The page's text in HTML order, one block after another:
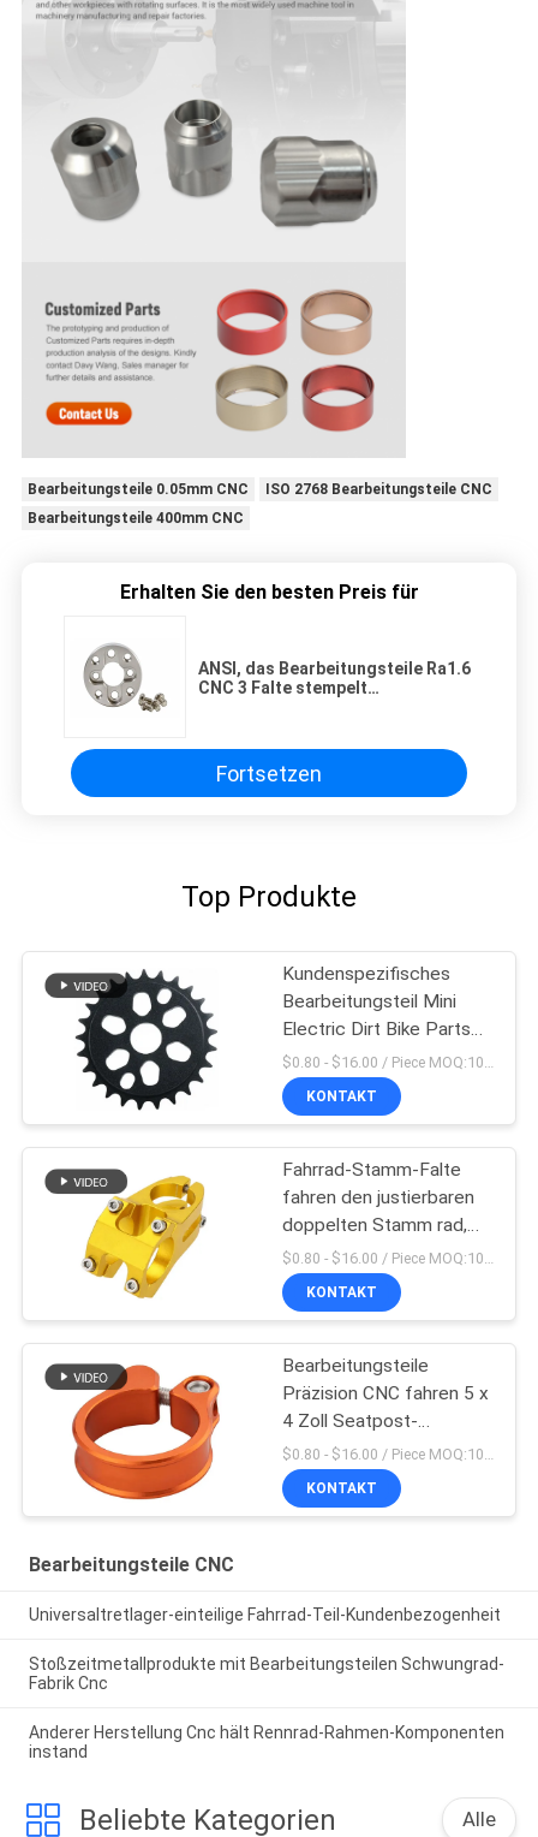
Bearbeitungsteile 0.05mm CNC
ISO 2768 Bearbeitungsteile CNC
Bearbeitungsteile 400mm CNC
Erhalten Sie den besten Preis für
ANSI, das Bearbeitungsteile Ra1.6
CNC 3 Falte stempelt
Fortsetzen
Top Produkte
Kundenspezifisches
Bearbeitungsteil Mini
Electric Dirt Bike Parts
Soem Cnc
$0.80 - $16.00 / Piece MOQ:10 Stücke
KONTAKT
Fahrrad-Stamm-Falte
fahren den justierbaren
doppelten Stamm rad,
der in China hergestellt
wird
KONTAKT
Bearbeitungsteile
Präzision CNC fahren 5 x
4 Zoll Seatpost-
Klammern-rad
KONTAKT
Bearbeitungsteile CNC
Universaltretlager-einteilige Fahrrad-Teil-Kundenbezogenheit
Stoßzeitmetallprodukte mit Bearbeitungsteilen Schwungrad-
Fabrik Cnc
Anderer Herstellung Cnc hält Rennrad-Rahmen-Komponenten
instand
Beliebte Kategorien Alle